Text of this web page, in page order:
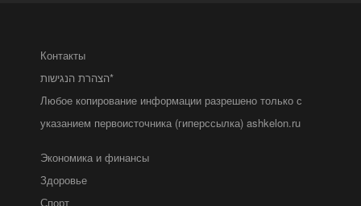
Контакты
הצהרת הנגישות*
Любое копирование информации разрешено только с
указанием первоисточника (гиперссылка) ashkelon.ru
Экономика и финансы
Здоровье
Спорт